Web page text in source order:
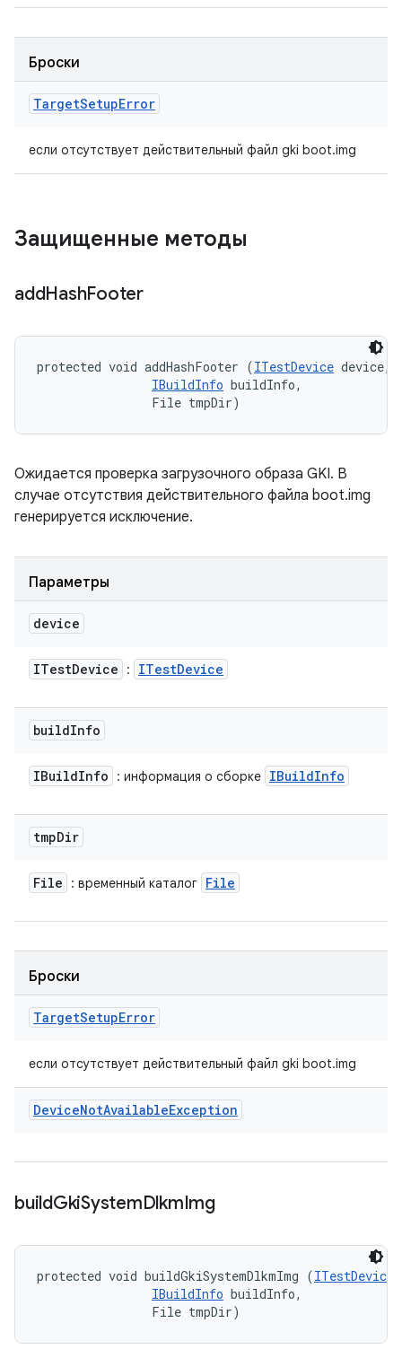
Броски
TargetSetupError
если отсутствует действительный файл gki boot.img
Защищенные методы
addHashFooter
protected void addHashFooter (ITestDevice device,
IBuildInfo buildInfo,
                File tmpDir)
Ожидается проверка загрузочного образа GKI. В
случае отсутствия действительного файла boot.img
генерируется исключение.
Параметры
device
ITestDevice : ITestDevice
buildInfo
IBuildInfo : информация о сборке IBuildInfo
tmpDir
File : временный каталог File
Броски
TargetSetupError
если отсутствует действительный файл gki boot.img
DeviceNotAvailableException
buildGkiSystemDlkmImg
protected void buildGkiSystemDlkmImg (ITestDevice
IBuildInfo buildInfo,
                File tmpDir)